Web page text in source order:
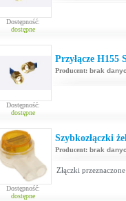
Dostępność:
dostępne
Dostępność:
dostępne
Przyłącze
Producent: brak
Dostępność:
dostępne
Szybkozłączki
Producent: brak
Złączki